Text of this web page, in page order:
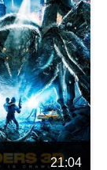
21:04